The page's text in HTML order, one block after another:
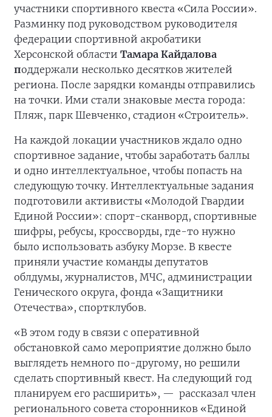
участники спортивного квеста «Сила России».
Разминку под руководством руководителя
федерации спортивной акробатики
Херсонской области Тамара Кайдалова
поддержали несколько десятков жителей
региона. После зарядки команды отправились
на точки. Ими стали знаковые места города:
Пляж, парк Шевченко, стадион «Строитель».
На каждой локации участников ждало одно
спортивное задание, чтобы заработать баллы
и одно интеллектуальное, чтобы попасть на
следующую точку. Интеллектуальные задания
подготовили активисты «Молодой Гвардии
Единой России»: спорт-сканворд, спортивные
шифры, ребусы, кроссворды, где-то нужно
было использовать азбуку Морзе. В квесте
приняли участие команды депутатов
облдумы, журналистов, МЧС, администрации
Генического округа, фонда «Защитники
Отечества», спортклубов.
«В этом году в связи с оперативной
обстановкой само мероприятие должно было
выглядеть немного по-другому, но решили
сделать спортивный квест. На следующий год
планируем его расширить», — рассказал член
регионального совета сторонников «Единой